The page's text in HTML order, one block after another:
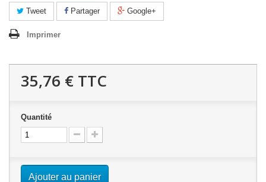
Tweet Partager Google+
Imprimer
35,76 € TTC
Quantité
Ajouter au panier